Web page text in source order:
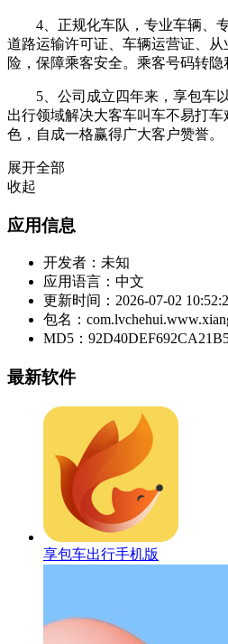
4、正规化车队，专业车辆、专
道路运输许可证、车辆运营证、
险，保障乘客安全。乘客号码转隐
5、公司成立四年来，享包车以
出行领域解决大客车叫车不易打
色，自成一格赢得广大客户赞誉。
展开全部
收起
应用信息
开发者： 未知
应用语言： 中文
更新时间： 2026-07-02
包名：
MD5：
最新软件
享包车出行手机版